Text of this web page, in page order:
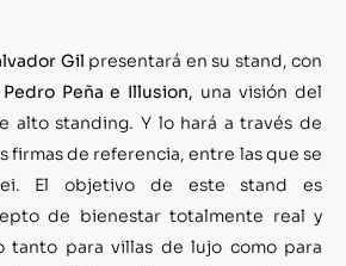
Gil presentará en su stand, con
Pedro Peña e Illusion, una visión del
alto standing. Y lo hará a través de
firmas de referencia, entre las que se
El objetivo de este stand es
de bienestar totalmente real y
tanto para villas de lujo como para